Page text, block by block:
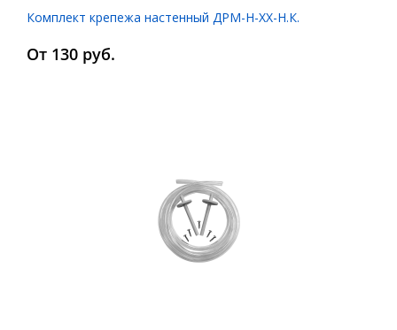
Комплект крепежа настенный ДРМ-Н-ХХ-Н.К.
От 130 руб.